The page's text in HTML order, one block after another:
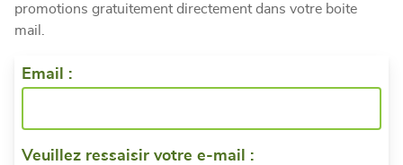
promotions gratuitement directement dans votre boite
mail.
Email :
Veuillez ressaisir votre e-mail :